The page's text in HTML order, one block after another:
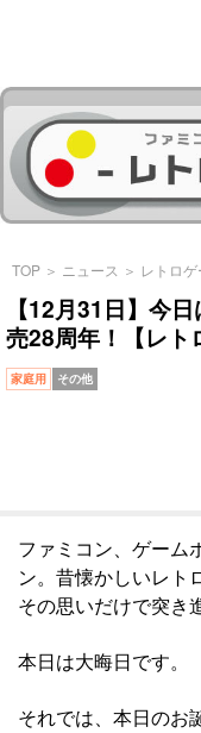
TOP ＞ ニュース ＞ レトロゲ
【12月31日】今
売28周年！【レト
家庭用 その他
ファミコン、ゲーム
ン。昔懐かしいレト
その思いだけで突き
本日は大晦日です。
それでは、本日のお